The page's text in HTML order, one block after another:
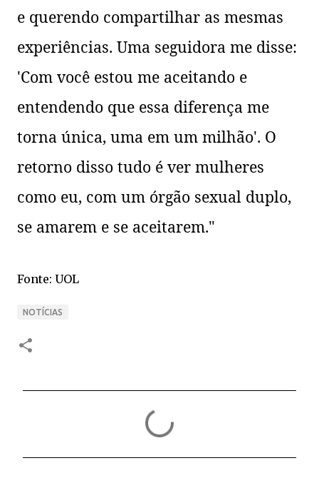
e querendo compartilhar as mesmas
experiências. Uma seguidora me disse:
'Com você estou me aceitando e
entendendo que essa diferença me
torna única, uma em um milhão'. O
retorno disso tudo é ver mulheres
como eu, com um órgão sexual duplo,
se amarem e se aceitarem."
Fonte: UOL
NOTÍCIAS